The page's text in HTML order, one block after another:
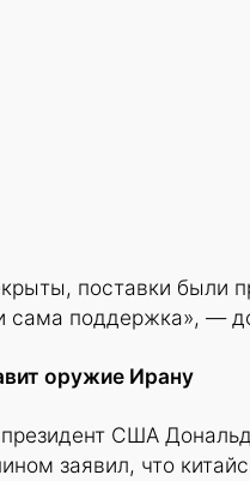
поставки были
сама поддержка», —
оружие Ирану
США
заявил, что